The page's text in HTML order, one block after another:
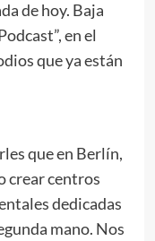
de hoy. Baja
en el
que ya están
que en Berlín,
crear centros
dedicadas
mano. Nos